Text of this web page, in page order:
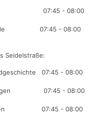
TH 07:45 - 08:00
07:45 - 08:00
Seidelstraße:
07:45 - 08:00
07:45 - 08:00
07:45 - 08:00